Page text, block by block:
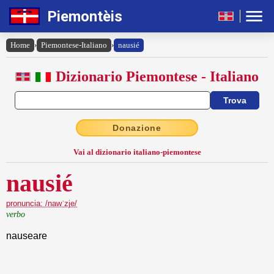
Piemontèis
Home › Piemontese-Italiano › nausié
Dizionario Piemontese - Italiano
Donazione
Vai al dizionario italiano-piemontese
nausié
pronuncia: /nawˈzje/
verbo
nauseare